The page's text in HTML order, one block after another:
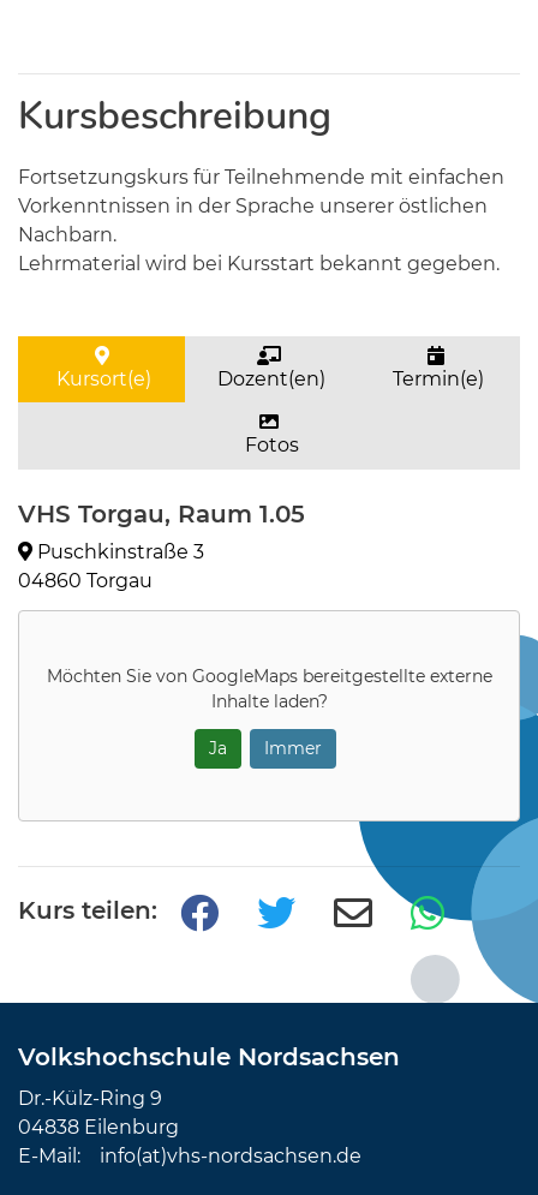
Kursbeschreibung
Fortsetzungskurs für Teilnehmende mit einfachen
Vorkenntnissen in der Sprache unserer östlichen
Nachbarn.
Lehrmaterial wird bei Kursstart bekannt gegeben.
Kursort(e) Dozent(en) Termin(e)
Fotos
VHS Torgau, Raum 1.05
Puschkinstraße 3
04860 Torgau
Möchten Sie von GoogleMapsbereitgestellte externe
Inhalte laden?
Ja Immer
Kurs teilen:
Volkshochschule Nordsachsen
Dr.-Külz-Ring 9
04838 Eilenburg
E-Mail: info(at)vhs-nordsachsen.de